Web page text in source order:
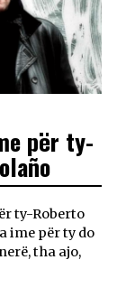
për ty-
ty-Roberto
ime për ty do
tha ajo,